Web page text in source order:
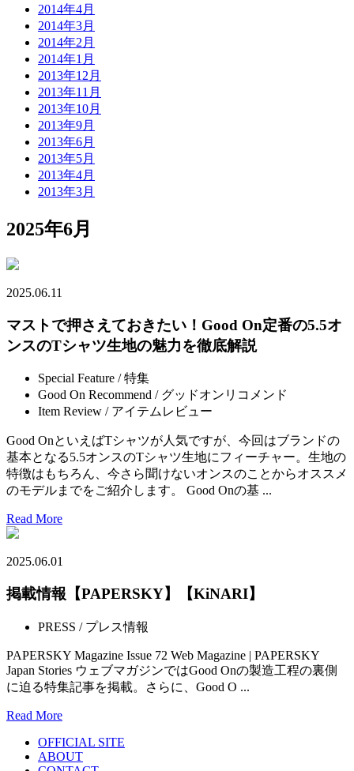
2014年4月
2014年3月
2014年2月
2014年1月
2013年12月
2013年11月
2013年10月
2013年9月
2013年6月
2013年5月
2013年4月
2013年3月
2025年6月
2025.06.11
マストで押さえておきたい！Good On定番の5.5オ
ンスのTシャツ生地の魅力を徹底解説
Special Feature / 特集
Good On Recommend / グッドオンリコメンド
Item Review / アイテムレビュー
Good OnといえばTシャツが人気ですが、今回はブランドの
基本となる5.5オンスのTシャツ生地にフィーチャー。生地の
特徴はもちろん、今さら聞けないオンスのことからオススメ
のモデルまでをご紹介します。 Good Onの基 ...
Read More
2025.06.01
掲載情報【PAPERSKY】【KiNARI】
PRESS / プレス情報
PAPERSKY Magazine Issue 72 Web Magazine | PAPERSKY
Japan Stories ウェブマガジンではGood Onの製造工程の裏側
に迫る特集記事を掲載。さらに、Good O ...
Read More
OFFICIAL SITE
ABOUT